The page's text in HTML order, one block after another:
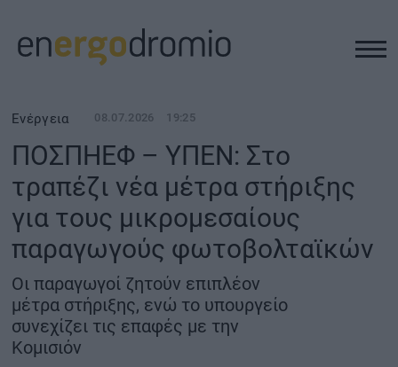
ΥΠΟΔΟΜΕΣ
REAL ESTATE
ΠΕΡΙΒΑΛΛΟΝ
ΕΝΕΡΓΕΙΑ
ΜΕΤΑΦΟΡΕΣ - ΗΛΕΚΤΡΟΚΙΝΗΣΗ
Ενέργεια 08.07.2026 19:25
ΠΟΣΠΗΕΦ – ΥΠΕΝ: Στο
τραπέζι νέα μέτρα στήριξης
για τους μικρομεσαίους
παραγωγούς φωτοβολταϊκών
Οι παραγωγοί ζητούν επιπλέον
μέτρα στήριξης, ενώ το υπουργείο
συνεχίζει τις επαφές με την
Κομισιόν